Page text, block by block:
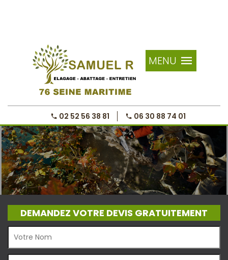
MENU
02 52 56 38 81 06 30 88 74 01
DEMANDEZ VOTRE DEVIS GRATUITEMENT